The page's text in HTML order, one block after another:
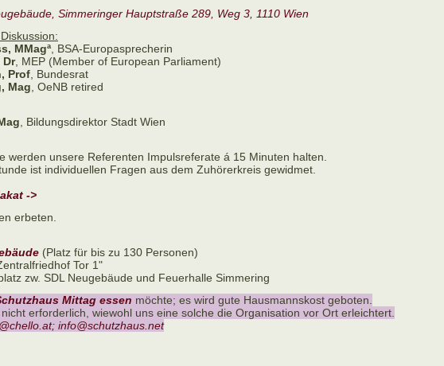
Simmeringer Hauptstraße 289, Weg 3, 1110 Wien
MMagª, BSA-Europasprecherin
Dr, MEP (Member of European Parliament)
Prof , Bundesrat
Mag , OeNB retired
, Bildungsdirektor Stadt Wien
werden unsere Referenten Impulsreferate á 15 Minuten halten.
ist individuellen Fragen aus dem Zuhörerkreis gewidmet.
->
erbeten.
(Platz für bis zu 130 Personen)
Tor 1"
zw. SDL Neugebäude und Feuerhalle Simmering
Mittag essen möchte; es wird gute Hausmannskost geboten.
erforderlich, wiewohl uns eine solche die Organisation vor Ort erleichtert.
info@schutzhaus.net